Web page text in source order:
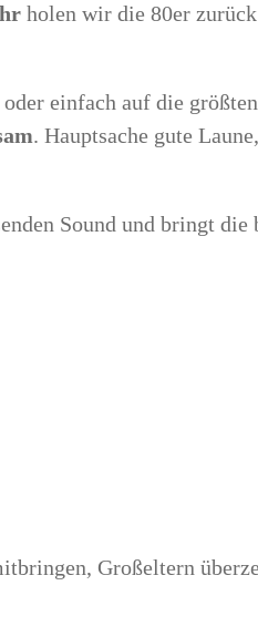
holen wir die 80er
einfach auf die
. Hauptsache gute
Sound und bringt die
Großeltern